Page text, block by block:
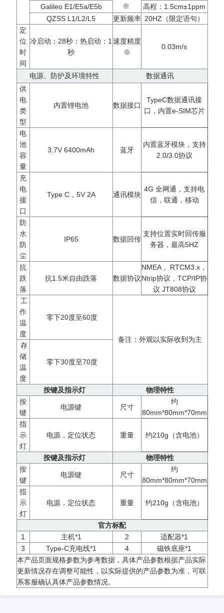
※
Galileo E1/E5a/E5b
高程：1.5cm±1ppm
QZSS L1/L2/L5
更新频率 20HZ（限定语句）
定
位
时
间
冷启动：28秒；热启动：1
秒
速度精度
※
0.03m/s
电源、防护及环境特性
数据通讯
供
电
类
型
内置锂电池 数据接口
TypeC数据通讯接
口，内置e-SIM芯片
电
池
容
量
3.7V 6400mAh 蓝牙
内置蓝牙模块，支持
2.0/3.0协议
充
电
接
口
Type C，5V 2A 通讯模块
4G 全网通，支持电
信，联通，移动
防
水
防
尘
IP65 数据回传
支持位置实时回传服
务器，最高5HZ
抗
跌
落
抗1.5米自由跌落 数据协议
NMEA 、RTCM3.x，
Ntrip协议，TCP/IP协
议 JT808协议
工
作
温
度
零下20度至60度
备注：外观以实际收到为主
存
储
温
度
零下30度至70度
按键及指示灯
物理特性
按
键
电源键 尺寸
约
80mm*80mm*70mm
指
示
灯
电源，定位状态 重量 约210g（含电池）
按键及指示灯
物理特性
按
键
电源键 尺寸
约
80mm*80mm*70mm
指
示
灯
电源，定位状态 重量 约210g（含电池）
官方标配
1
主机*1 2
适配器*1
3
Type-C充电线*1 4
磁铁底座*1
本产品页面规格参数为参考数据，具体产品参数根据产品实际
更新情况存在调整可能性，以实际提供的产品参数为准，可联
系客服确认具体产品参数情况。